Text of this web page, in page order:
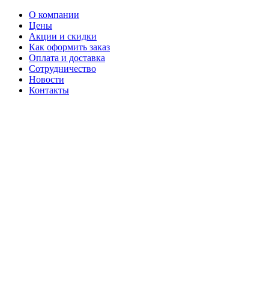
О компании
Цены
Акции и скидки
Как оформить заказ
Оплата и доставка
Сотрудничество
Новости
Контакты